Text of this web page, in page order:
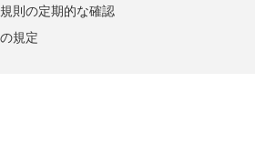
規則の定期的な確認
規定